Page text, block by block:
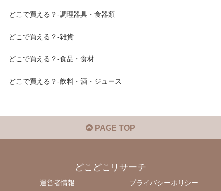
どこで買える？-調理器具・食器類
どこで買える？-雑貨
どこで買える？-食品・食材
どこで買える？-飲料・酒・ジュース
PAGE TOP
どこどこリサーチ
運営者情報 プライバシーポリシー